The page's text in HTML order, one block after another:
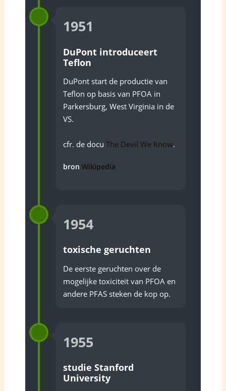
1951
DuPont introduceert
Teflon
DuPont start de productie van
Teflon op basis van PFOA in
Parkersburg, West Virginia in de
VS.
cfr. de docu The Devil We Know.
bron Wikipedia
1954
toxische geruchten
De eerste geruchten over de
mogelijke toxiciteit van PFOA en
andere PFAS steken de kop op.
1955
studie Stanford
University